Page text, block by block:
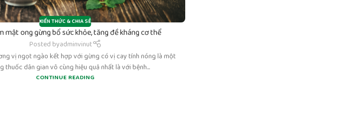
KIẾN THỨC & CHIA SẺ
mật ong gừng bổ sức khỏe, tăng đề kháng cơ thể
Posted byadminvinut
vị ngọt ngào kết hợp với gừng có vị cay tính nóng là một
thuốc dân gian vô cùng hiệu quả nhất là với bệnh...
CONTINUE READING